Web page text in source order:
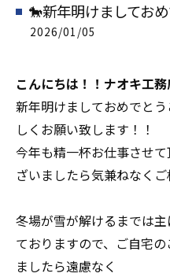
🐎新年明けましてお
2026/01/05
こんにちは！！ナオキ工
新年明けましておめでと
しくお願い致します！！
今年も精一杯お仕事させ
ざいましたら気兼ねなく
冬場が雪が解けるまでは
ておりますので、ご自宅
ましたら遠慮なく